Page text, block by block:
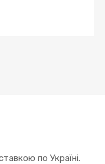
по Україні.